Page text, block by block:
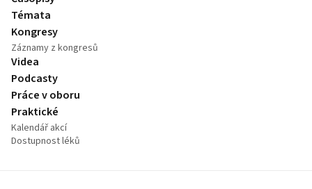
Témata
Kongresy
Záznamy z kongresů
Videa
Podcasty
Práce v oboru
Praktické
Kalendář akcí
Dostupnost léků